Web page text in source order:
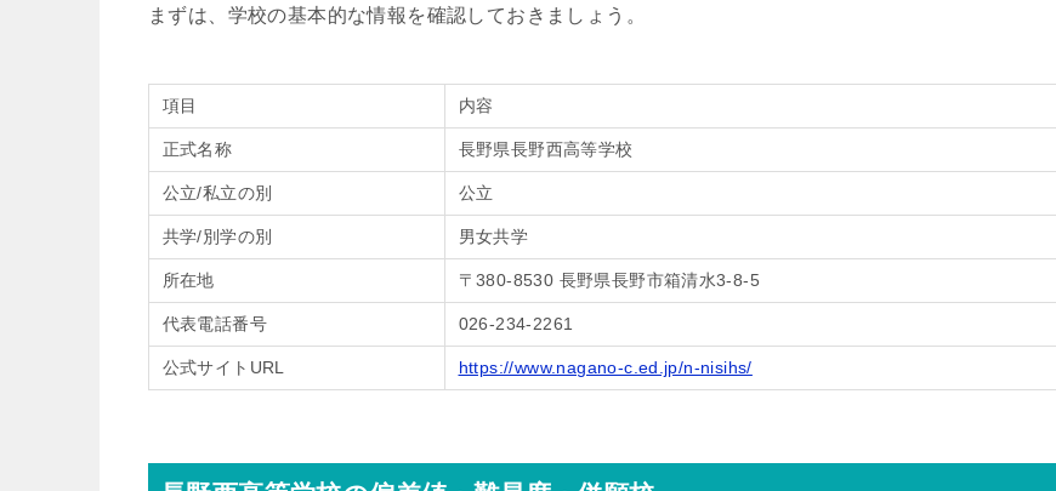
まずは、学校の基本的な情報を確認しておきましょう。
項目 内容
正式名称 長野県長野西高等学校
公立/私立の別 公立
共学/別学の別 男女共学
所在地 〒380-8530 長野県長野市箱清水3-8-5
代表電話番号 026-234-2261
公式サイトURL https://www.nagano-c.ed.jp/n-nisihs/